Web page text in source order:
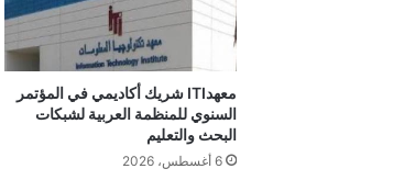
معهدITI شريك أكاديمي في المؤتمر
السنوي للمنظمة العربية لشبكات
البحث والتعليم
6 أغسطس، 2026